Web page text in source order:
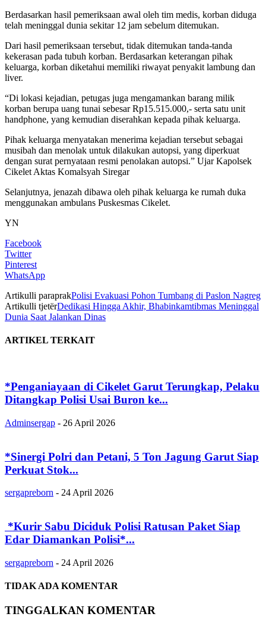
Berdasarkan hasil pemeriksaan awal oleh tim medis, korban diduga
telah meninggal dunia sekitar 12 jam sebelum ditemukan.
Dari hasil pemeriksaan tersebut, tidak ditemukan tanda-tanda
kekerasan pada tubuh korban. Berdasarkan keterangan pihak
keluarga, korban diketahui memiliki riwayat penyakit lambung dan
liver.
“Di lokasi kejadian, petugas juga mengamankan barang milik
korban berupa uang tunai sebesar Rp15.515.000,- serta satu unit
handphone, yang kemudian diserahkan kepada pihak keluarga.
Pihak keluarga menyatakan menerima kejadian tersebut sebagai
musibah dan menolak untuk dilakukan autopsi, yang diperkuat
dengan surat pernyataan resmi penolakan autopsi.” Ujar Kapolsek
Cikelet Aktas Komalsyah Siregar
Selanjutnya, jenazah dibawa oleh pihak keluarga ke rumah duka
menggunakan ambulans Puskesmas Cikelet.
YN
Facebook
Twitter
Pinterest
WhatsApp
Artikulli paraprakPolisi Evakuasi Pohon Tumbang di Paslon Nagreg
Artikulli tjetërDedikasi Hingga Akhir, Bhabinkamtibmas Meninggal
Dunia Saat Jalankan Dinas
ARTIKEL TERKAIT
*Penganiayaan di Cikelet Garut Terungkap, Pelaku
Ditangkap Polisi Usai Buron ke...
Adminsergap - 26 April 2026
‎*Sinergi Polri dan Petani, 5 Ton Jagung Garut Siap
Perkuat Stok...
sergapreborn - 24 April 2026
‎ ‎*Kurir Sabu Diciduk Polisi Ratusan Paket Siap
Edar Diamankan Polisi*...
sergapreborn - 24 April 2026
TIDAK ADA KOMENTAR
TINGGALKAN KOMENTAR